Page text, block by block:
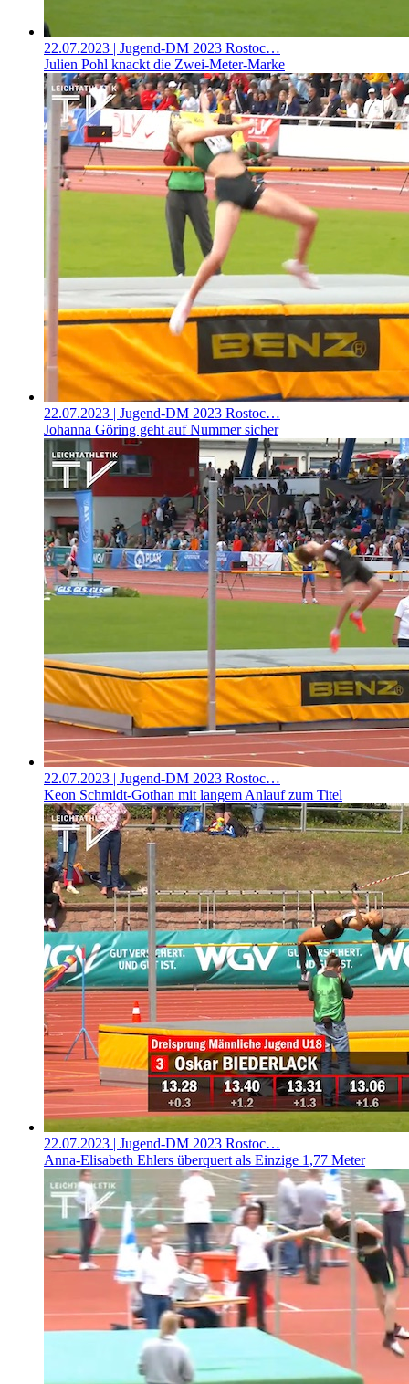
22.07.2023 | Jugend-DM 2023 Rostoc…
Julien Pohl knackt die Zwei-Meter-Marke
22.07.2023 | Jugend-DM 2023 Rostoc…
Johanna Göring geht auf Nummer sicher
22.07.2023 | Jugend-DM 2023 Rostoc…
Keon Schmidt-Gothan mit langem Anlauf zum Titel
22.07.2023 | Jugend-DM 2023 Rostoc…
Anna-Elisabeth Ehlers überquert als Einzige 1,77 Meter